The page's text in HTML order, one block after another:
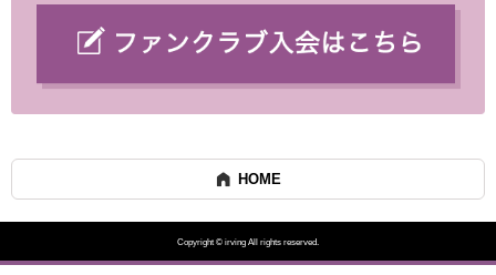
HOME
Copyright © irving All rights reserved.